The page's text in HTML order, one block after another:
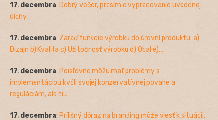
17. decembra: Dobrý večer, prosím o vypracovanie uvedenej
úlohy
17. decembra: Zaraď funkcie výrobku do úrovní produktu: a)
Dizajn b) Kvalita c) Užitočnosť výrobku d) Obal e)...
17. decembra: Poisťovne môžu mať problémy s
implementáciou kvôli svojej konzervatívnej povahe a
reguláciám, ale ti...
17. decembra: Prílišný dôraz na branding môže viesť k situácii,